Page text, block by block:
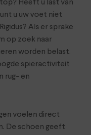
Heeft u last van
u uw voet niet
Als er sprake
op zoek naar
worden belast.
spieractiviteit
rug- en
voelen direct
De schoen geeft